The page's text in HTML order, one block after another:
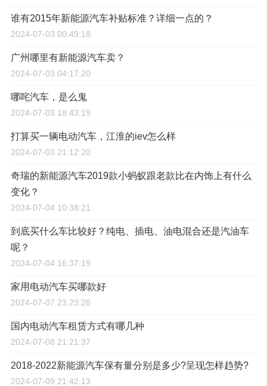
谁有2015年新能源汽车补贴标准？详细一点的？
2024-07-03 00:49:18
广州哪里有新能源汽车卖？
2024-07-03 04:17:20
哪咤汽车，是么鬼
2024-07-03 18:43:19
打算买一辆电动汽车，江淮的iev怎么样
2024-07-03 21:12:20
奇瑞的新能源汽车2019款小蚂蚁跟老款比在内饰上有什么
变化？
2024-07-04 10:38:21
到底买什么车比较好？纯电、插电、油电混合还是汽油车
呢？
2024-07-04 16:37:19
家用电动汽车买哪款好
2024-07-07 23:23:28
国内电动汽车租赁方式有哪几种
2024-07-08 21:21:37
2018-2022新能源汽车保有量分别是多少?呈现怎样趋势?
2024-07-09 21:42:13